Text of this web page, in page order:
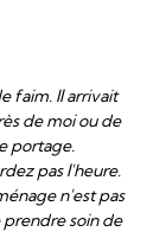
faim. Il arrivait
de moi ou de
portage.
pas l'heure.
n'est pas
soin de